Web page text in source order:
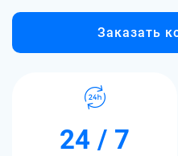
Заказать
24 / 7